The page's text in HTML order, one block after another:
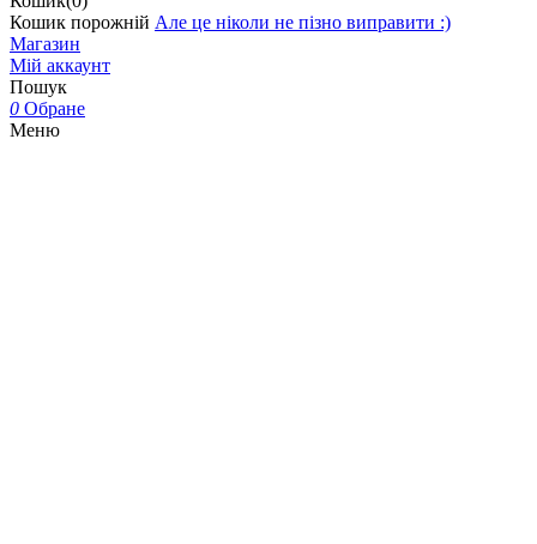
Кошик порожній Але це ніколи не пізно виправити :)
Магазин
Мій аккаунт
Пошук
0 Обране
Меню